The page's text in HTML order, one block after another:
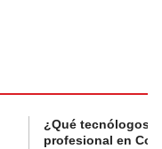
¿Qué tecnólogos
profesional en